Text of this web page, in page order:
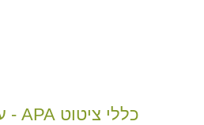
כללי ציטוט APA - עושים מחקר